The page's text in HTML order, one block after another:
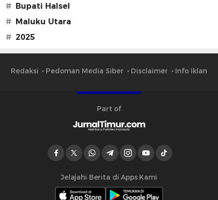
#
Bupati Halsel
#
Maluku Utara
# 2025
Redaksi Pedoman Media Siber Disclaimer Info Iklan
Part of
Jelajahi Berita di Apps Kami